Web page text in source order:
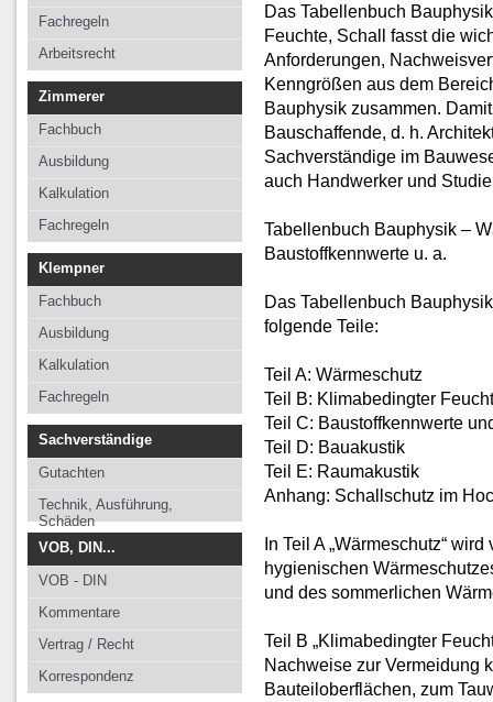
Fachregeln
Arbeitsrecht
Zimmerer
Fachbuch
Ausbildung
Kalkulation
Fachregeln
Klempner
Fachbuch
Ausbildung
Kalkulation
Fachregeln
Sachverständige
Gutachten
Technik, Ausführung,
Schäden
VOB, DIN...
VOB - DIN
Kommentare
Vertrag / Recht
Korrespondenz
Das Tabellenbuch
Feuchte, Schall fasst die
Anforderungen,
Kenngrößen aus dem
Bauphysik zusammen.
Bauschaffende, d. h.
Sachverständige im
auch Handwerker und
Tabellenbuch Bauphysik –
Baustoffkennwerte u. a.
Das Tabellenbuch
folgende Teile:
Teil A: Wärmeschutz
Teil B: Klimabedingter
Teil C: Baustoffkennwerte
Teil D: Bauakustik
Teil E: Raumakustik
Anhang: Schallschutz im
In Teil A „Wärmeschutz“
hygienischen
und des sommerlichen
Teil B „Klimabedingter
Nachweise zur Vermeidung
Bauteiloberflächen, zum